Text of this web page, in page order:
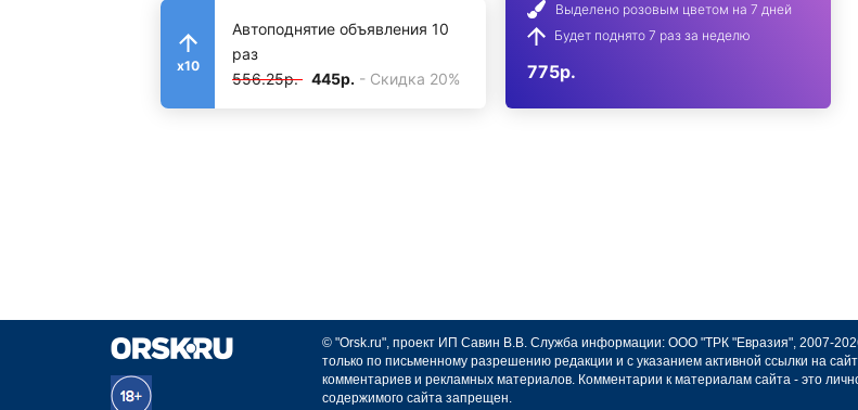
x10
Автоподнятие объявления 10
раз
556.25р. 445р. - Скидка 20%
Выделено розовым цветом на 7 дней
Будет поднято 7 раз за неделю
775р.
© "Orsk.ru", проект ИП Савин В.В. Служба информации: ООО "ТРК "Евразия", 2007-
только по письменному разрешению редакции и с указанием активной ссылки на
комментариев и рекламных материалов. Комментарии к материалам сайта - это
содержимого сайта запрещен.